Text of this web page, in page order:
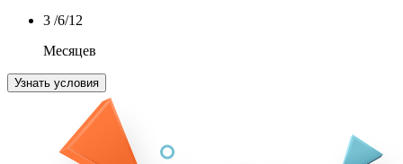
3 /6/12
Месяцев
Узнать условия